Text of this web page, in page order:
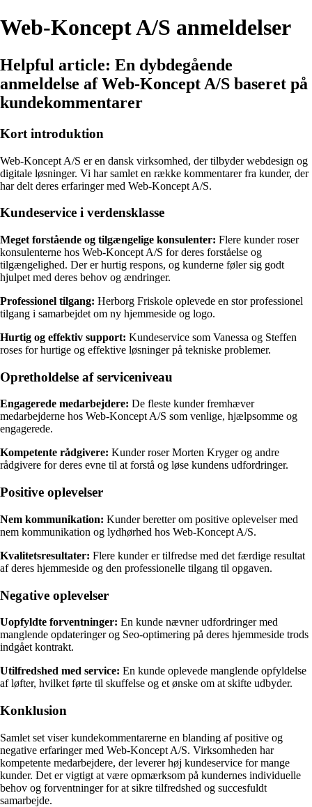
Web-Koncept A/S anmeldelser
Helpful article: En dybdegående
anmeldelse af Web-Koncept A/S baseret på
kundekommentarer
Kort introduktion
Web-Koncept A/S er en dansk virksomhed, der tilbyder webdesign og
digitale løsninger. Vi har samlet en række kommentarer fra kunder, der
har delt deres erfaringer med Web-Koncept A/S.
Kundeservice i verdensklasse
Meget forstående og tilgængelige konsulenter: Flere kunder roser
konsulenterne hos Web-Koncept A/S for deres forståelse og
tilgængelighed. Der er hurtig respons, og kunderne føler sig godt
hjulpet med deres behov og ændringer.
Professionel tilgang: Herborg Friskole oplevede en stor professionel
tilgang i samarbejdet om ny hjemmeside og logo.
Hurtig og effektiv support: Kundeservice som Vanessa og Steffen
roses for hurtige og effektive løsninger på tekniske problemer.
Opretholdelse af serviceniveau
Engagerede medarbejdere: De fleste kunder fremhæver
medarbejderne hos Web-Koncept A/S som venlige, hjælpsomme og
engagerede.
Kompetente rådgivere: Kunder roser Morten Kryger og andre
rådgivere for deres evne til at forstå og løse kundens udfordringer.
Positive oplevelser
Nem kommunikation: Kunder beretter om positive oplevelser med
nem kommunikation og lydhørhed hos Web-Koncept A/S.
Kvalitetsresultater: Flere kunder er tilfredse med det færdige resultat
af deres hjemmeside og den professionelle tilgang til opgaven.
Negative oplevelser
Uopfyldte forventninger: En kunde nævner udfordringer med
manglende opdateringer og Seo-optimering på deres hjemmeside trods
indgået kontrakt.
Utilfredshed med service: En kunde oplevede manglende opfyldelse
af løfter, hvilket førte til skuffelse og et ønske om at skifte udbyder.
Konklusion
Samlet set viser kundekommentarerne en blanding af positive og
negative erfaringer med Web-Koncept A/S. Virksomheden har
kompetente medarbejdere, der leverer høj kundeservice for mange
kunder. Det er vigtigt at være opmærksom på kundernes individuelle
behov og forventninger for at sikre tilfredshed og succesfuldt
samarbejde.